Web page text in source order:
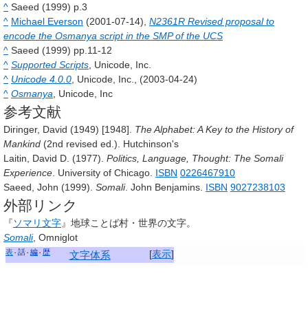
^ Saeed (1999) p.3
^ Michael Everson (2001-07-14), N2361R Revised proposal to
encode the Osmanya script in the SMP of the UCS
^ Saeed (1999) pp.11-12
^ Supported Scripts , Unicode, Inc.
^ Unicode 4.0.0 , Unicode, Inc., (2003-04-24)
^ Osmanya , Unicode, Inc
参考文献
Diringer, David (1949) [1948]. The Alphabet: A Key to the History of
Mankind (2nd revised ed.). Hutchinson's
Laitin, David D. (1977). Politics, Language, Thought: The Somali
Experience . University of Chicago. ISBN 0226467910
Saeed, John (1999). Somali. John Benjamins. ISBN 9027238103
外部リンク
『ソマリ文字』地球ことば村・世界の文字。
Somali, Omniglot
[表示]
表 話 編 歴 文字体系